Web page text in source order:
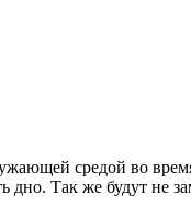
средой во
дно. Так же будут не